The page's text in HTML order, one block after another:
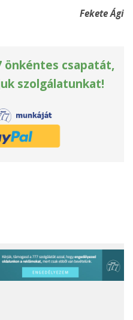
Fekete Ági
önkéntes csapatát,
szolgálatunkat!